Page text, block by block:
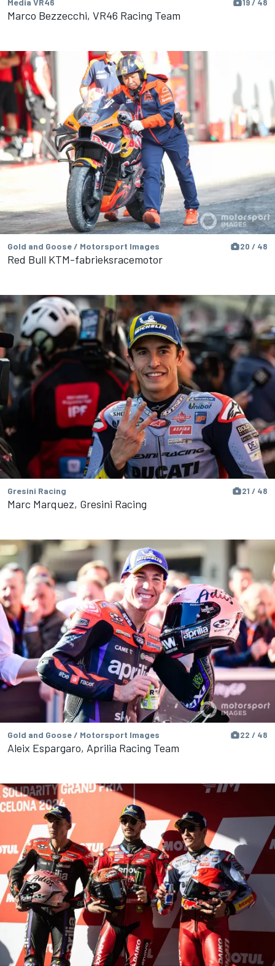
19 / 48
Marco Bezzecchi, VR46 Racing Team
Gold and Goose / Motorsport Images 20 / 48
Red Bull KTM-fabrieksracemotor
Gresini Racing 21 / 48
Marc Marquez, Gresini Racing
Gold and Goose / Motorsport Images 22 / 48
Aleix Espargaro, Aprilia Racing Team